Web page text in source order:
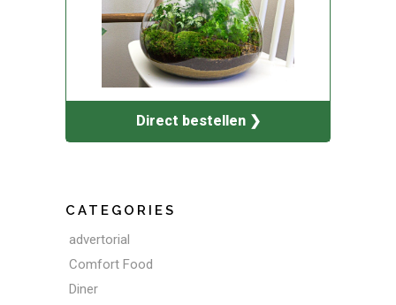
Direct bestellen ❯
CATEGORIES
advertorial
Comfort Food
Diner